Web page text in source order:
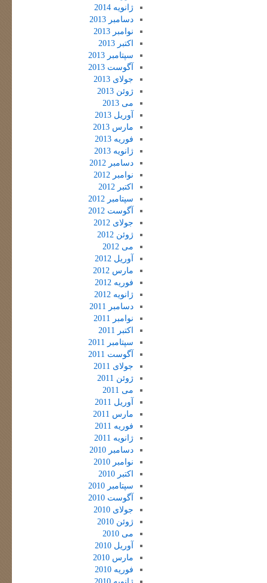
ژانویه 2014
دسامبر 2013
نوامبر 2013
اکتبر 2013
سپتامبر 2013
آگوست 2013
جولای 2013
ژوئن 2013
می 2013
آوریل 2013
مارس 2013
فوریه 2013
ژانویه 2013
دسامبر 2012
نوامبر 2012
اکتبر 2012
سپتامبر 2012
آگوست 2012
جولای 2012
ژوئن 2012
می 2012
آوریل 2012
مارس 2012
فوریه 2012
ژانویه 2012
دسامبر 2011
نوامبر 2011
اکتبر 2011
سپتامبر 2011
آگوست 2011
جولای 2011
ژوئن 2011
می 2011
آوریل 2011
مارس 2011
فوریه 2011
ژانویه 2011
دسامبر 2010
نوامبر 2010
اکتبر 2010
سپتامبر 2010
آگوست 2010
جولای 2010
ژوئن 2010
می 2010
آوریل 2010
مارس 2010
فوریه 2010